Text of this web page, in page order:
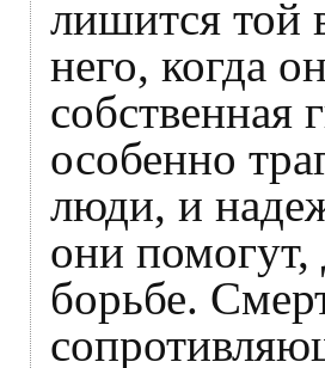
лишится той
него, когда
собственная
особенно
люди, и
они
борьбе.